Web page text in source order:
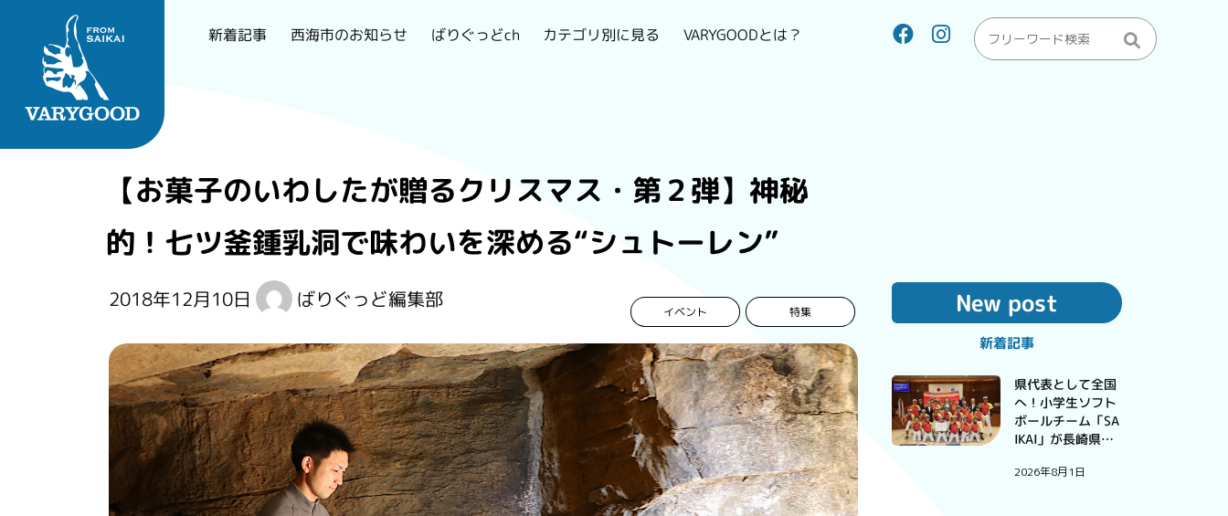
長崎で一番刺さるロー
新着記事 西海市のお知らせ ばりぐっどch カテゴリ別に見る VARYGOODとは？
【お菓子のいわしたが贈るクリスマス・第２弾】神秘
的！七ツ釜鍾乳洞で味わいを深める“シュトーレン”
2018年12月10日 ばりぐっど編集部
イベント 特集 New post
新着記事
県代表として全国
へ！小学生ソフト
ボールチーム「SA
IKAI」が長崎県予
2026年8月1日